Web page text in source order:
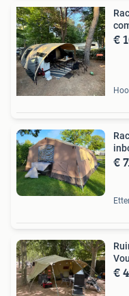
€
€
€